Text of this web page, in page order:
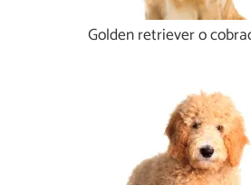
Golden retriever o